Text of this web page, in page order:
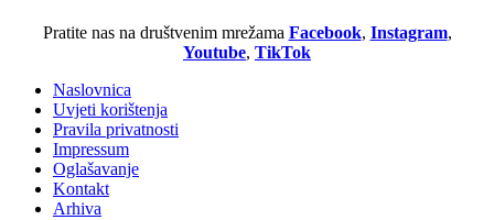
Pratite nas na društvenim mrežama Facebook, Instagram,
Youtube, TikTok
Naslovnica
Uvjeti korištenja
Pravila privatnosti
Impressum
Oglašavanje
Kontakt
Arhiva